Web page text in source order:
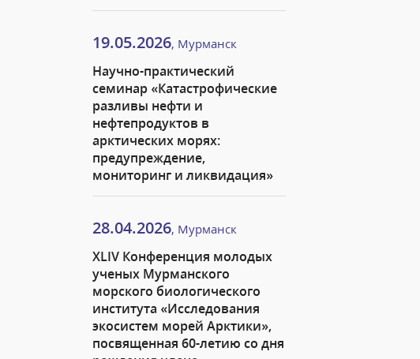
19.05.2026, Мурманск
Научно-практический
семинар «Катастрофические
разливы нефти и
нефтепродуктов в
арктических морях:
предупреждение,
мониторинг и ликвидация»
28.04.2026, Мурманск
XLIV Конференция молодых
ученых Мурманского
морского биологического
института «Исследования
экосистем морей Арктики»,
посвященная 60-летию со дня